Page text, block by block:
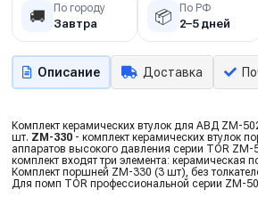
🚚 По городу
Завтра 📦 По РФ
2–5 дней
Описание Доставка
Комплект керамических втулок для АВД ZM-
шт. ZM-330 - комплект керамических втулок
аппаратов высокого давления серии TOR
комплект входят три элемента: керамическая
Комплект поршней ZM-330 (3 шт), без
Для помп TOR профессиональной серии ZM-